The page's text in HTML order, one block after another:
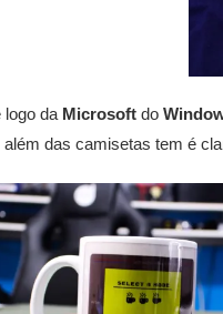
logo da Microsoft do
além das camisetas tem é